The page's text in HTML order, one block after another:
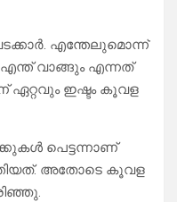
എന്തേലുമൊന്ന്
എന്ത് വാങ്ങും എന്നത്
ഏറ്റവും ഇഷ്ടം കൂവള
പെട്ടന്നാണ്
അതോടെ കൂവള